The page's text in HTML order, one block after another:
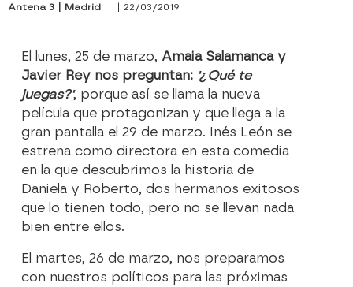
Antena 3 | Madrid | 22/03/2019
El lunes, 25 de marzo, Amaia Salamanca y
Javier Rey nos preguntan: '¿Qué te
juegas?', porque así se llama la nueva
película que protagonizan y que llega a la
gran pantalla el 29 de marzo. Inés León se
estrena como directora en esta comedia
en la que descubrimos la historia de
Daniela y Roberto, dos hermanos exitosos
que lo tienen todo, pero no se llevan nada
bien entre ellos.
El martes, 26 de marzo, nos preparamos
con nuestros políticos para las próximas